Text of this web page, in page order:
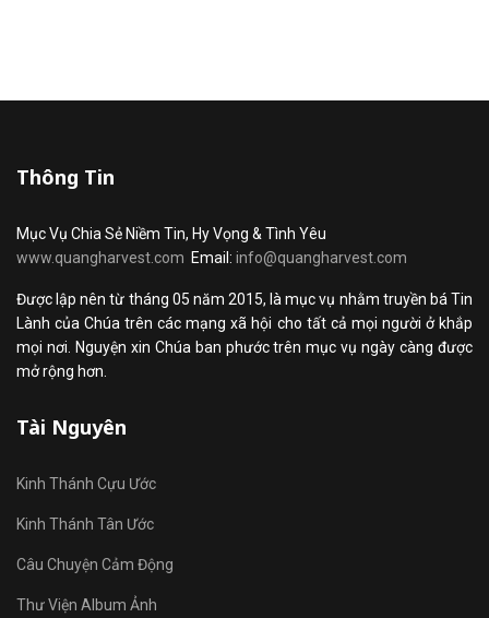
Thông Tin
Mục Vụ Chia Sẻ Niềm Tin, Hy Vọng & Tình Yêu
www.quangharvest.com Email: info@quangharvest.com
Được lập nên từ tháng 05 năm 2015, là mục vụ nhằm truyền bá Tin
Lành của Chúa trên các mạng xã hội cho tất cả mọi người ở khắp
mọi nơi. Nguyện xin Chúa ban phước trên mục vụ ngày càng được
mở rộng hơn.
Tài Nguyên
Kinh Thánh Cựu Ước
Kinh Thánh Tân Ước
Câu Chuyện Cảm Động
Thư Viện Album Ảnh